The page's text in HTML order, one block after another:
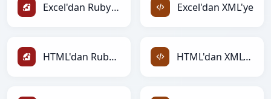
Excel'dan Ruby'ye Excel'dan XML'ye
HTML'dan Ruby'ye HTML'dan XML'ye